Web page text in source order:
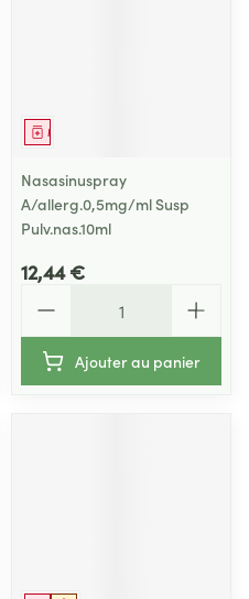
Médicament
Nasasinuspray
A/allerg.0,5mg/ml Susp
Pulv.nas.10ml
12,44 €
Ajouter au panier